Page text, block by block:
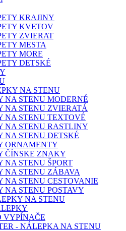
KRAJINY
KVETOV
ZVIERAT
MESTA
MORE
DETSKÉ
NA STENU
NA STENU MODERNÉ
NA STENU ZVIERATÁ
NA STENU TEXTOVÉ
NA STENU RASTLINY
NA STENU DETSKÉ
ORNAMENTY
ČÍNSKE ZNAKY
NA STENU ŠPORT
NA STENU ZÁBAVA
NA STENU CESTOVANIE
NA STENU POSTAVY
NA STENU
VYPÍNAČE
- NÁLEPKA NA STENU